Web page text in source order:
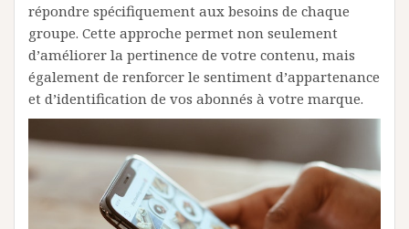
répondre spécifiquement aux besoins de chaque
groupe. Cette approche permet non seulement
d’améliorer la pertinence de votre contenu, mais
également de renforcer le sentiment d’appartenance
et d’identification de vos abonnés à votre marque.